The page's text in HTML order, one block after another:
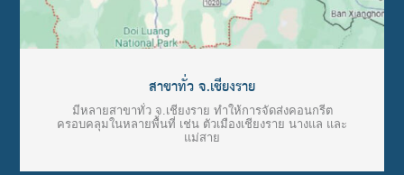
สาขาทั่ว จ.เชียงราย
มีหลายสาขาทั่ว จ.เชียงราย ทำให้การจัดส่งคอนกรีต
ครอบคลุมในหลายพื้นที่ เช่น ตัวเมืองเชียงราย นางแล และ
แม่สาย